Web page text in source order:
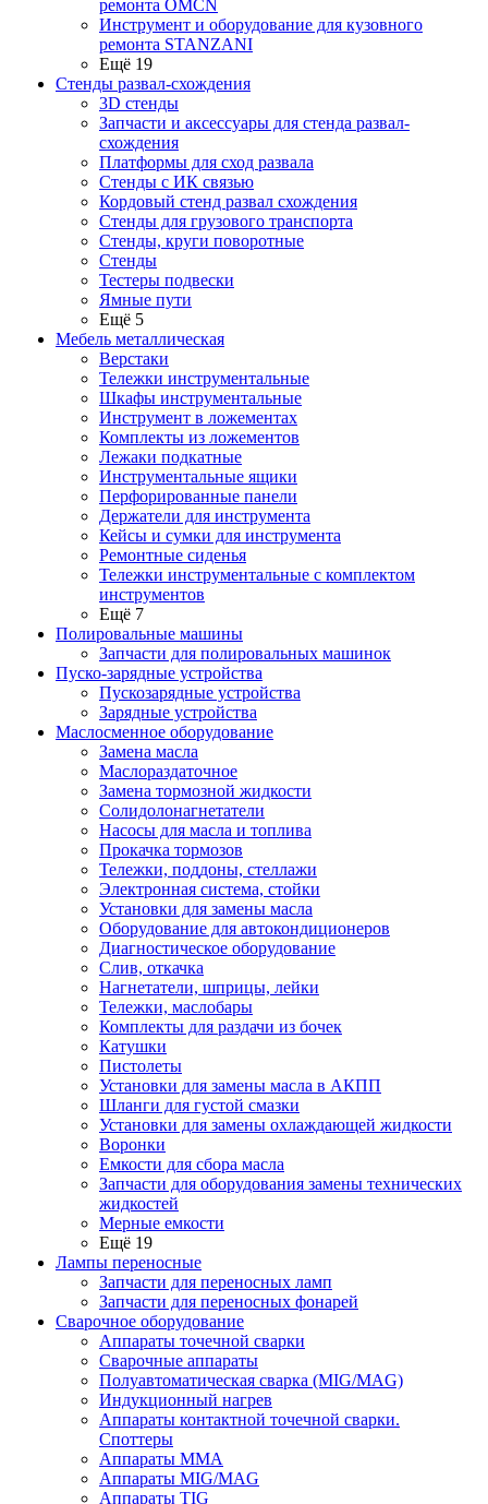
ремонта OMCN
Инструмент и оборудование для кузовного
ремонта STANZANI
Ещё 19
Стенды развал-схождения
3D стенды
Запчасти и аксессуары для стенда развал-
схождения
Платформы для сход развала
Стенды с ИК связью
Кордовый стенд развал схождения
Стенды для грузового транспорта
Стенды, круги поворотные
Стенды
Тестеры подвески
Ямные пути
Ещё 5
Мебель металлическая
Верстаки
Тележки инструментальные
Шкафы инструментальные
Инструмент в ложементах
Комплекты из ложементов
Лежаки подкатные
Инструментальные ящики
Перфорированные панели
Держатели для инструмента
Кейсы и сумки для инструмента
Ремонтные сиденья
Тележки инструментальные с комплектом
инструментов
Ещё 7
Полировальные машины
Запчасти для полировальных машинок
Пуско-зарядные устройства
Пускозарядные устройства
Зарядные устройства
Маслосменное оборудование
Замена масла
Маслораздаточное
Замена тормозной жидкости
Солидолонагнетатели
Насосы для масла и топлива
Прокачка тормозов
Тележки, поддоны, стеллажи
Электронная система, стойки
Установки для замены масла
Оборудование для автокондиционеров
Диагностическое оборудование
Слив, откачка
Нагнетатели, шприцы, лейки
Тележки, маслобары
Комплекты для раздачи из бочек
Катушки
Пистолеты
Установки для замены масла в АКПП
Шланги для густой смазки
Установки для замены охлаждающей жидкости
Воронки
Емкости для сбора масла
Запчасти для оборудования замены технических
жидкостей
Мерные емкости
Ещё 19
Лампы переносные
Запчасти для переносных ламп
Запчасти для переносных фонарей
Сварочное оборудование
Аппараты точечной сварки
Сварочные аппараты
Полуавтоматическая сварка (MIG/MAG)
Индукционный нагрев
Аппараты контактной точечной сварки.
Споттеры
Аппараты MMA
Аппараты MIG/MAG
Аппараты TIG